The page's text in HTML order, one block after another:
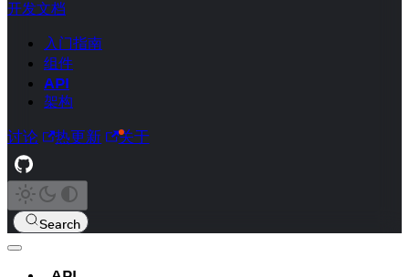
开发文档
入门指南
组件
API
架构
讨论 热更新 关于
Search